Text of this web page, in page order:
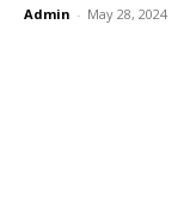
Admin - May 28, 2024